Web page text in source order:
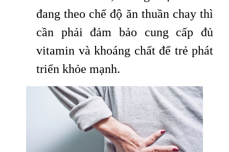
đang theo chế độ ăn thuần chay thì
cần phải đảm bảo cung cấp đủ
vitamin và khoáng chất để trẻ phát
triển khỏe mạnh.